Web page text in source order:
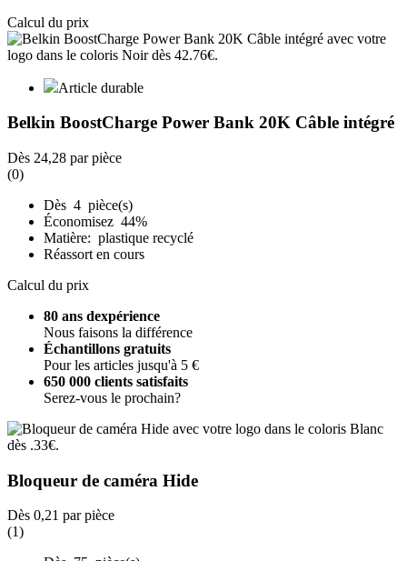
Calcul du prix
Article durable
Belkin BoostCharge Power Bank 20K Câble intégré
Dès 24,28 par pièce
(0)
Dès 4 pièce(s)
Économisez 44%
Matière: plastique recyclé
Réassort en cours
Calcul du prix
80 ans dexpérience
Nous faisons la différence
Échantillons gratuits
Pour les articles jusqu'à 5 €
650 000 clients satisfaits
Serez-vous le prochain?
Bloqueur de caméra Hide
Dès 0,21 par pièce
(1)